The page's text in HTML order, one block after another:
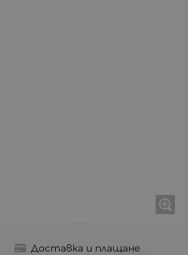
Доставка и плащане